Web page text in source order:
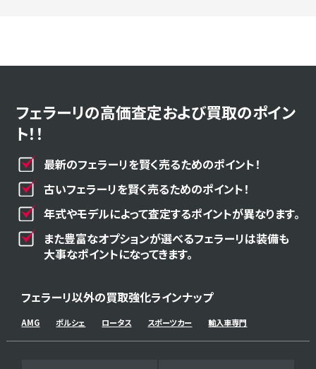
フェラーリの高価査定および買取のポイン
ト！！
最新のフェラーリを賢く売るためのポイント！
古いフェラーリを賢く売るためのポイント！
年式やモデルによって査定するポイントが異なります。
また豊富なオプションが選べるフェラーリは装備も
大事なポイントになってきます。
フェラーリ以外の買取強化ラインナップ
AMG ポルシェ ロータス スポーツカー 輸入車専門